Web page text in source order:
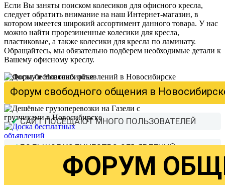
ТОВАРЫ И
Если Вы заняты поиском колесиков для офисного кресла,
следует обратить внимание на наш Интернет-магазин, в
котором имеется широкий ассортимент данного товара. У нас
можно найти прорезиненные колесики для кресла,
пластиковые, а также колесики для кресла по ламинату.
Обращайтесь, мы обязательно подберем необходимые детали к
Вашему офисному креслу.
Доска бесплатных объявлений в
✔САЙТ ПОСЕЩАЮТ МНОГО ПОЛЬЗОВАТЕЛЕЙ
✔БОЛЬШОЕ КОЛИЧЕСТВО ОБЪЯВЛЕНИЙ
ЛИЧНЫЙ КАБИНЕТ С ОБЪЯВЛЕНИЯМИ
Форум свободного общения в
ФОРУМ